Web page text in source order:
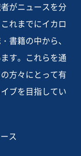
がニュースを分
れまでにイカロ
書籍の中から、
す。これらを通
方々にとって有
ブを目指してい
ス